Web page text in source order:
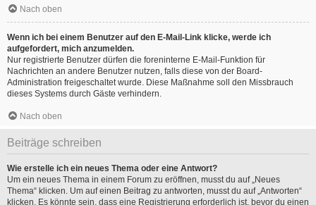
Nach oben
Wenn ich bei einem Benutzer auf den E-Mail-Link klicke, werde ich
aufgefordert, mich anzumelden.
Nur registrierte Benutzer dürfen die foreninterne E-Mail-Funktion für
Nachrichten an andere Benutzer nutzen, falls diese von der Board-
Administration freigeschaltet wurde. Diese Maßnahme soll den Missbrauch
dieses Systems durch Gäste verhindern.
Nach oben
Beiträge schreiben
Wie erstelle ich ein neues Thema oder eine Antwort?
Um ein neues Thema in einem Forum zu eröffnen, musst du auf „Neues
Thema“ klicken. Um auf einen Beitrag zu antworten, musst du auf „Antworten“
klicken. Es könnte sein, dass eine Registrierung erforderlich ist, bevor du einen